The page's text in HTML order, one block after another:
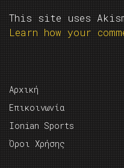
This site uses
Learn how your
Αρχική
Επικοινωνία
Ionian Sports
Όροι Χρήσης